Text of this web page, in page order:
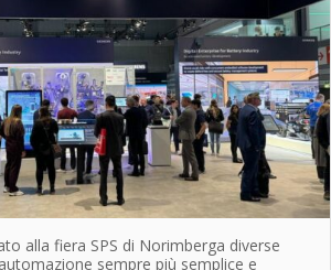
alla fiera SPS di Norimberga diverse
sempre più semplice e